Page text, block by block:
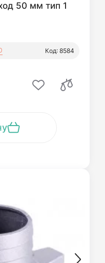
50 мм тип 1
Код: 8584